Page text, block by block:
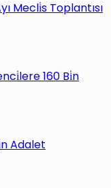
Mecli̇s Toplantısı
160 Bi̇n
Adalet